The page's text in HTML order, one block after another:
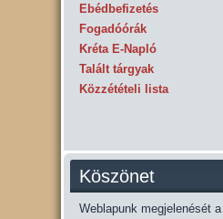
Ebédbefizetés
Fogadóórák
Kréta E-Napló
Talált tárgyak
Közzétételi lista
Köszönet
Weblapunk megjelenését a